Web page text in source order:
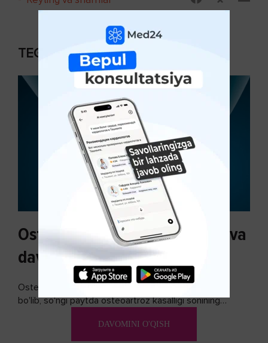
TEGISHLI MAQOLALAR
Osteoartroz sabablari, tasnifi va
davolash usullari
Osteoartroz - bo'g'imlarning keng tarqalgan kasalligi
bo'lib, so'ngi paytda osteoartroz kasalligi sonining
DAVOMINI O'QISH